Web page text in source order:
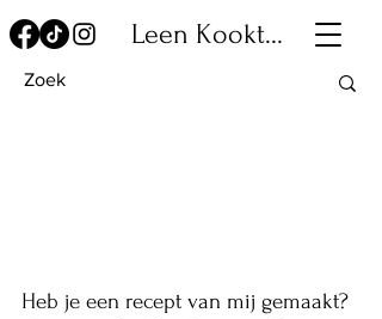
Leen Kookt...
Heb je een recept van mij gemaakt?